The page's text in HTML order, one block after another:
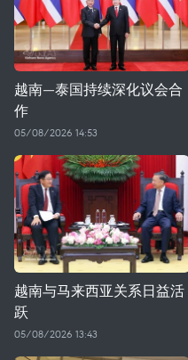
越南—泰国持续深化议会合
作
05/08/2026 14:53
越南与马来西亚关系日益活
跃
05/08/2026 13:43